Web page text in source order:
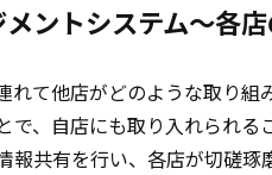
ントシステム～各
れて他店がどのような取り
で、自店にも取り入れられる
報共有を行い、各店が切磋琢